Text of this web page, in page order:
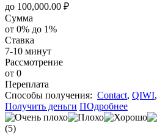
до 100,000.00 ₽
Сумма
от 0% до 1%
Ставка
7-10 минут
Рассмотрение
от 0
Переплата
Cпособы получения: Contact, QIWI,
Получить деньги ПОдробнее
(5)